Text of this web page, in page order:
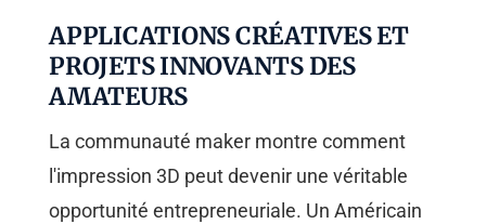
APPLICATIONS CRÉATIVES ET
PROJETS INNOVANTS DES
AMATEURS
La communauté maker montre comment
l'impression 3D peut devenir une véritable
opportunité entrepreneuriale. Un Américain